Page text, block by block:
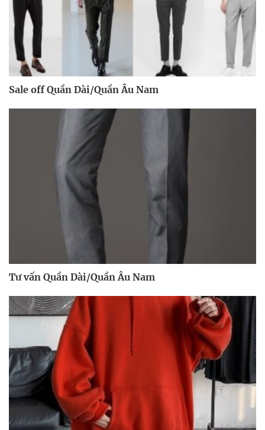
Sale off Quần Dài/Quần Âu Nam
Tư vấn Quần Dài/Quần Âu Nam